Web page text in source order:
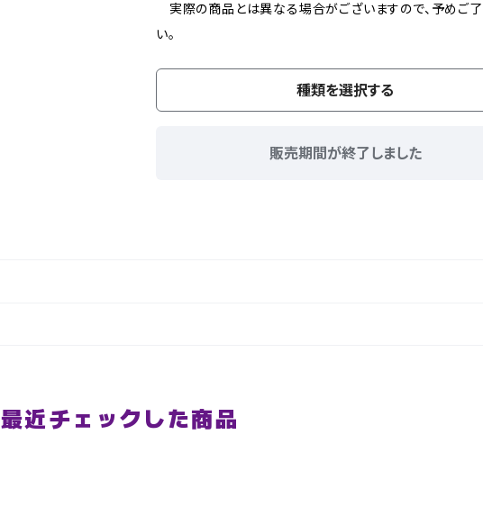
実際の商品とは異なる場合がございますので、予めご了
い。
種類を選択する
販売期間が終了しました
最近チェックした商品